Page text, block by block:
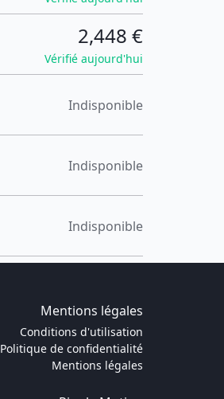
2,448 €
Vérifié aujourd'hui
Indisponible
Indisponible
Indisponible
Mentions légales
Conditions d'utilisation
Politique de confidentialité
Mentions légales